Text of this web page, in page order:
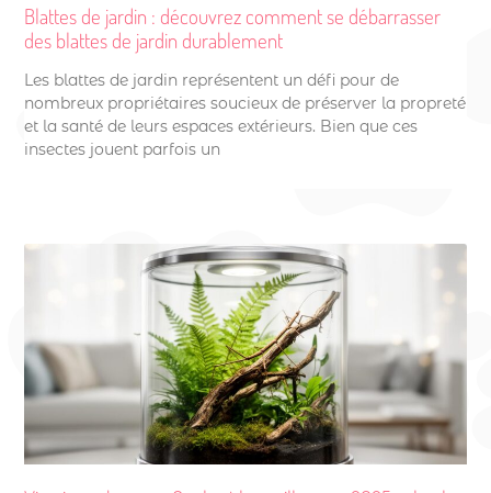
Blattes de jardin : découvrez comment se débarrasser
des blattes de jardin durablement
Les blattes de jardin représentent un défi pour de
nombreux propriétaires soucieux de préserver la propreté
et la santé de leurs espaces extérieurs. Bien que ces
insectes jouent parfois un